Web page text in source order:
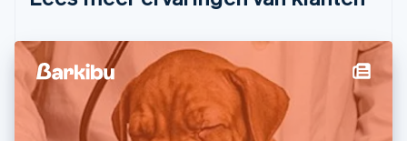
Denemarken
Duitsland
Deutsch English
Estland
English
Finland
EnglishSvenska